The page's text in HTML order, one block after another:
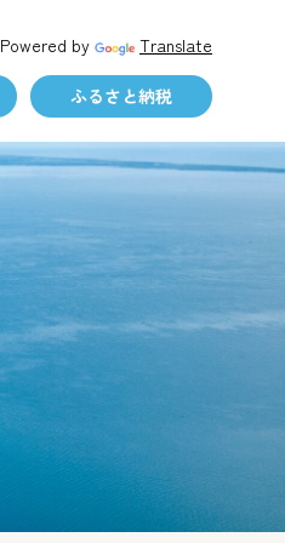
Powered by Translate
ふるさと納税